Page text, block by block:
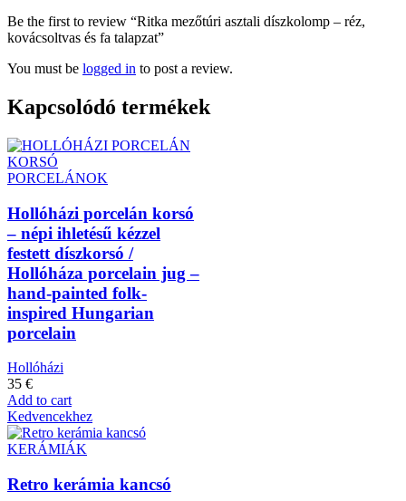
Be the first to review “Ritka mezőtúri asztali díszkolomp – réz,
kovácsoltvas és fa talapzat”
You must be logged in to post a review.
Kapcsolódó termékek
PORCELÁNOK
Hollóházi porcelán korsó
– népi ihletésű kézzel
festett díszkorsó /
Hollóháza porcelain jug –
hand-painted folk-
inspired Hungarian
porcelain
Hollóházi
35 €
Add to cart
Kedvencekhez
KERÁMIÁK
Retro kerámia kancsó